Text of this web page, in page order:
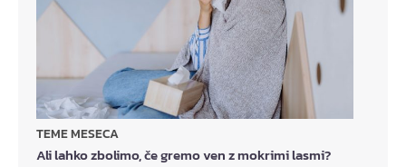
TEME MESECA
Ali lahko zbolimo, če gremo ven z mokrimi lasmi?